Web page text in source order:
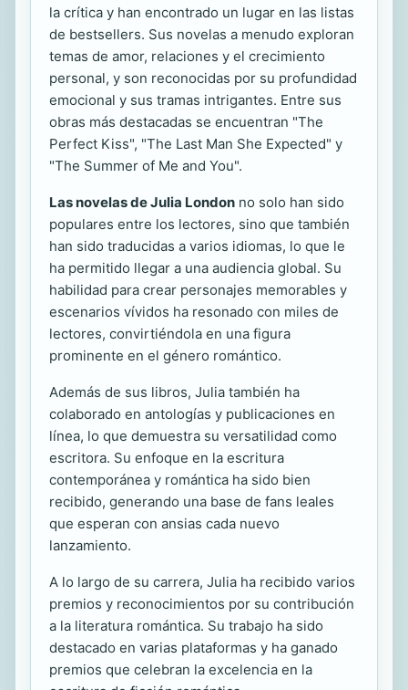
la crítica y han encontrado un lugar en las listas
de bestsellers. Sus novelas a menudo exploran
temas de amor, relaciones y el crecimiento
personal, y son reconocidas por su profundidad
emocional y sus tramas intrigantes. Entre sus
obras más destacadas se encuentran "The
Perfect Kiss", "The Last Man She Expected" y
"The Summer of Me and You".
Las novelas de Julia London no solo han sido
populares entre los lectores, sino que también
han sido traducidas a varios idiomas, lo que le
ha permitido llegar a una audiencia global. Su
habilidad para crear personajes memorables y
escenarios vívidos ha resonado con miles de
lectores, convirtiéndola en una figura
prominente en el género romántico.
Además de sus libros, Julia también ha
colaborado en antologías y publicaciones en
línea, lo que demuestra su versatilidad como
escritora. Su enfoque en la escritura
contemporánea y romántica ha sido bien
recibido, generando una base de fans leales
que esperan con ansias cada nuevo
lanzamiento.
A lo largo de su carrera, Julia ha recibido varios
premios y reconocimientos por su contribución
a la literatura romántica. Su trabajo ha sido
destacado en varias plataformas y ha ganado
premios que celebran la excelencia en la